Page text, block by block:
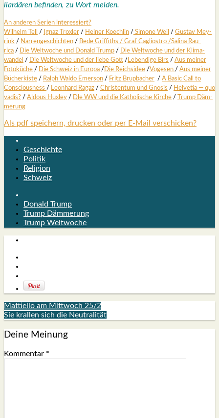
li­ar­dä­ren befin­den, zu Wort mel­den.
An ande­ren Seri­en inter­es­siert?
Wil­helm Tell
/ Ignaz Trox­ler / Hei­ner Koech­lin / Simo­ne Weil / Gus­tav Mey­
rink / Nar­ren­ge­schich­ten / Bede Grif­fiths / Graf Cagli­os­tro /Sali­na Rau­
rica / Die Welt­wo­che und Donald Trump / Die Welt­wo­che und der Kli­ma­
wan­del / Die Welt­wo­che und der lie­be Gott /Leben­di­ge Birs / Aus mei­ner
Foto­kü­che / Die Schweiz in Euro­pa /Die Reichs­idee /Voge­sen / Aus mei­ner
Bücher­kis­te / Ralph Wal­do Emer­son / Fritz Brup­ba­cher / A Basic Call to
Con­scious­ness / Leon­hard Ragaz / Chris­ten­tum und Gno­sis / Hel­ve­tia — quo
vadis? / Aldous Hux­ley / Dle WW und die Katho­li­sche Kir­che / Trump Däm­
me­rung
Als pdf speichern, drucken oder per E-Mail verschicken?
Geschichte
Politik
Religion
Schweiz
Donald Trump
Trump Dämmerung
Trump Weltwoche
Mattiello am Mittwoch 25/2
Sie krallen sich die Neutralität
Deine Meinung
Kommentar *